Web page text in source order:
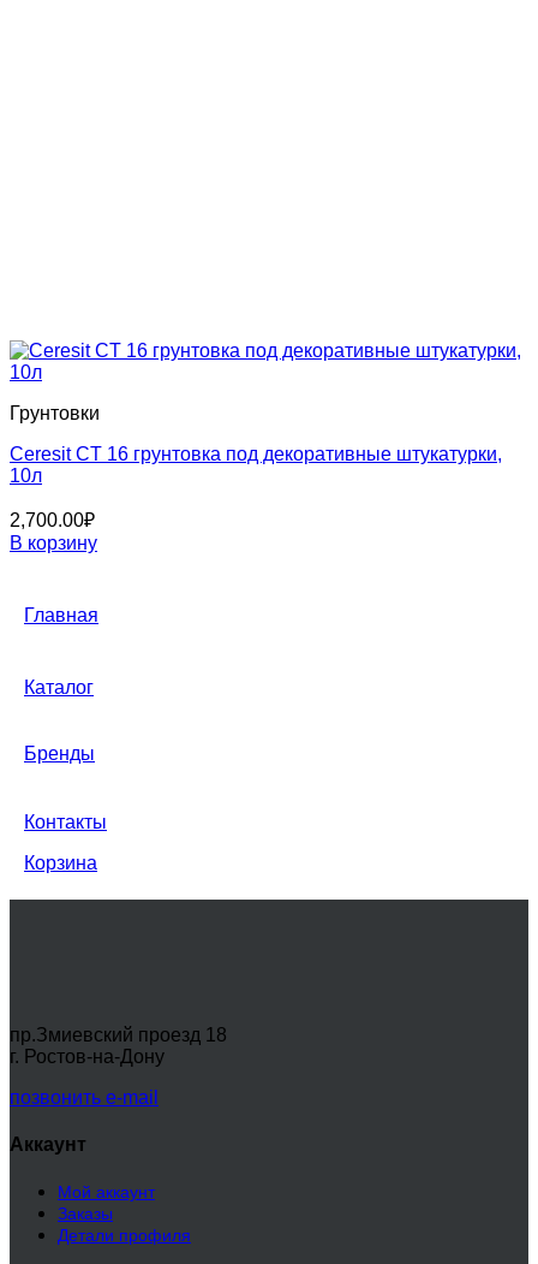
Грунтовки
Ceresit CT 16 грунтовка под декоративные штукатурки,
10л
2,700.00₽
В корзину
Главная
Каталог
Бренды
Контакты
Корзина
пр.Змиевский проезд 18
г. Ростов-на-Дону
позвонить e-mail
Аккаунт
Мой аккаунт
Заказы
Детали профиля